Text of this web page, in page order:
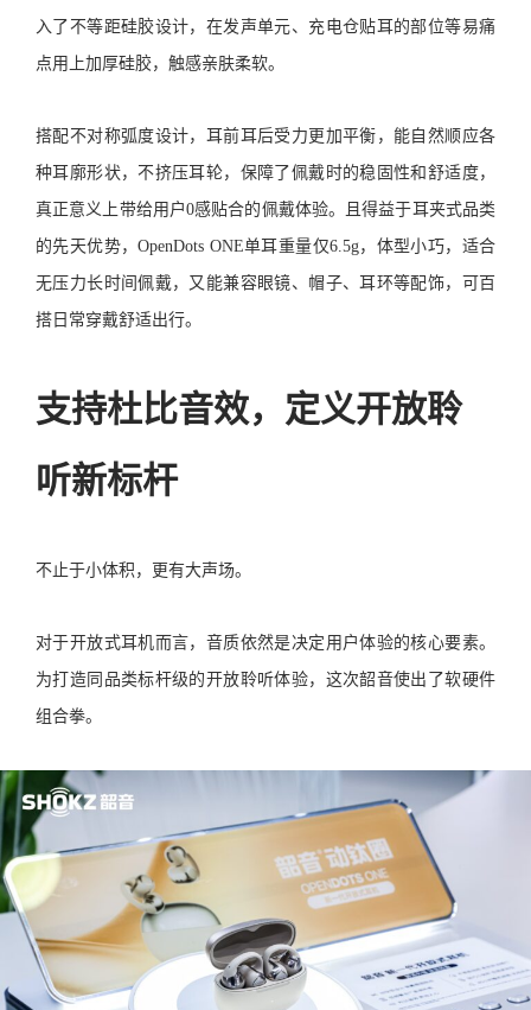
入了不等距硅胶设计，在发声单元、充电仓贴耳的部位等易痛
点用上加厚硅胶，触感亲肤柔软。
搭配不对称弧度设计，耳前耳后受力更加平衡，能自然顺应各
种耳廓形状，不挤压耳轮，保障了佩戴时的稳固性和舒适度，
真正意义上带给用户0感贴合的佩戴体验。且得益于耳夹式品类
的先天优势，OpenDots ONE单耳重量仅6.5g，体型小巧，适合
无压力长时间佩戴，又能兼容眼镜、帽子、耳环等配饰，可百
搭日常穿戴舒适出行。
支持杜比音效，定义开放聆
听新标杆
不止于小体积，更有大声场。
对于开放式耳机而言，音质依然是决定用户体验的核心要素。
为打造同品类标杆级的开放聆听体验，这次韶音使出了软硬件
组合拳。